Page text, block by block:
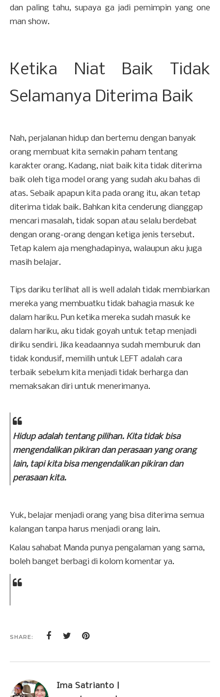
dan paling tahu, supaya ga jadi pemimpin yang one
man show.
Ketika Niat Baik Tidak
Selamanya Diterima Baik
Nah, perjalanan hidup dan bertemu dengan banyak
orang membuat kita semakin paham tentang
karakter orang. Kadang, niat baik kita tidak diterima
baik oleh tiga model orang yang sudah aku bahas di
atas. Sebaik apapun kita pada orang itu, akan tetap
diterima tidak baik. Bahkan kita cenderung dianggap
mencari masalah, tidak sopan atau selalu berdebat
dengan orang-orang dengan ketiga jenis tersebut.
Tetap kalem aja menghadapinya, walaupun aku juga
masih belajar.
Tips dariku terlihat all is well adalah tidak membiarkan
mereka yang membuatku tidak bahagia masuk ke
dalam hariku. Pun ketika mereka sudah masuk ke
dalam hariku, aku tidak goyah untuk tetap menjadi
diriku sendiri. Jika keadaannya sudah memburuk dan
tidak kondusif, memilih untuk LEFT adalah cara
terbaik sebelum kita menjadi tidak berharga dan
memaksakan diri untuk menerimanya.
Hidup adalah tentang pilihan. Kita tidak bisa
mengendalikan pikiran dan perasaan yang orang
lain, tapi kita bisa mengendalikan pikiran dan
perasaan kita.
Yuk, belajar menjadi orang yang bisa diterima semua
kalangan tanpa harus menjadi orang lain.
Kalau sahabat Manda punya pengalaman yang sama,
boleh banget berbagi di kolom komentar ya.
SHARE:
Ima Satrianto |